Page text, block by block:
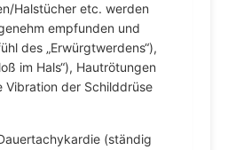
Halstücher etc. werden
empfunden und
des „Erwürgtwerdens“),
im Hals“), Hautrötungen
Vibration der Schilddrüse
(ständig